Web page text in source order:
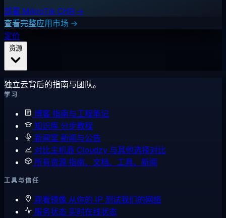
部署 MikroTik CHR →
查看完整应用市场 →
定价
独立云背后的指南与团队。
学习
博客指南与工程笔记
知识库 分步教程
新闻室 新闻与公告
对比主机商 Cloudzy 与其他选择对比
所有资源指南、文档、工具、新闻
工具与信任
观看镜像 从你的 IP 测试我们的网络
服务状态 实时在线状态